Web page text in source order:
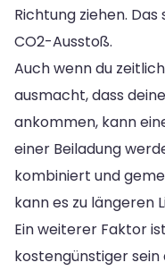
Richtung ziehen.
CO2-Ausstoß.
Auch wenn du
ausmacht, dass
ankommen, kann
einer Beiladung
kombiniert und
kann es zu längeren
Ein weiterer Faktor
kostengünstiger sein